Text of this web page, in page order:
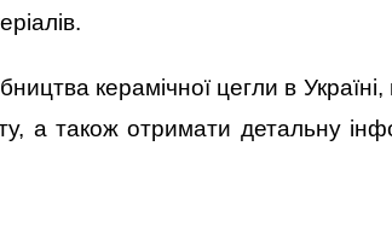
керамічної цегли в
а також отримати детальну